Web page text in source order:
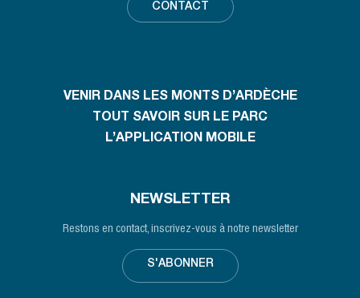
CONTACT
VENIR DANS LES MONTS D’ARDÈCHE
TOUT SAVOIR SUR LE PARC
L’APPLICATION MOBILE
NEWSLETTER
Restons en contact, inscrivez-vous à notre newsletter
S'ABONNER